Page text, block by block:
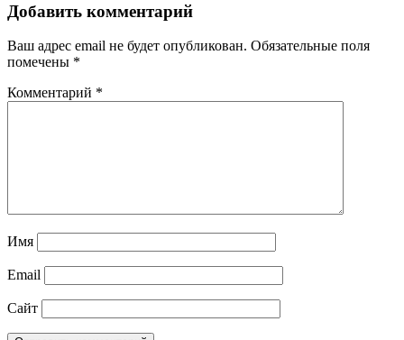
Добавить комментарий
Ваш адрес email не будет опубликован. Обязательные поля
помечены *
Комментарий *
Имя
Email
Сайт